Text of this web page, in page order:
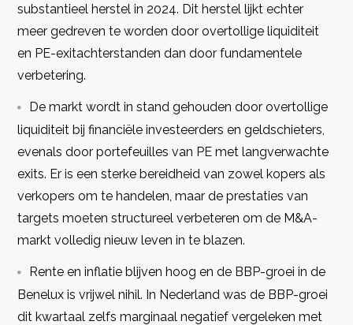
substantieel herstel in 2024. Dit herstel lijkt echter
meer gedreven te worden door overtollige liquiditeit
en PE-exitachterstanden dan door fundamentele
verbetering.
De markt wordt in stand gehouden door overtollige
liquiditeit bij financiële investeerders en geldschieters,
evenals door portefeuilles van PE met langverwachte
exits. Er is een sterke bereidheid van zowel kopers als
verkopers om te handelen, maar de prestaties van
targets moeten structureel verbeteren om de M&A-
markt volledig nieuw leven in te blazen.
Rente en inflatie blijven hoog en de BBP-groei in de
Benelux is vrijwel nihil. In Nederland was de BBP-groei
dit kwartaal zelfs marginaal negatief vergeleken met